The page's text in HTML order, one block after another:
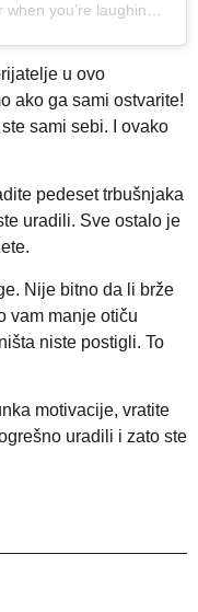
A post shared by The journey is easier when you’re laughing! (@funnyweightloss)
u ovo
ako ga sami ostvarite!
sami sebi. I ovako
pedeset trbušnjaka
uradili. Sve ostalo je
Nije bitno da li brže
vam manje otiču
niste postigli. To
motivacije, vratite
uradili i zato ste